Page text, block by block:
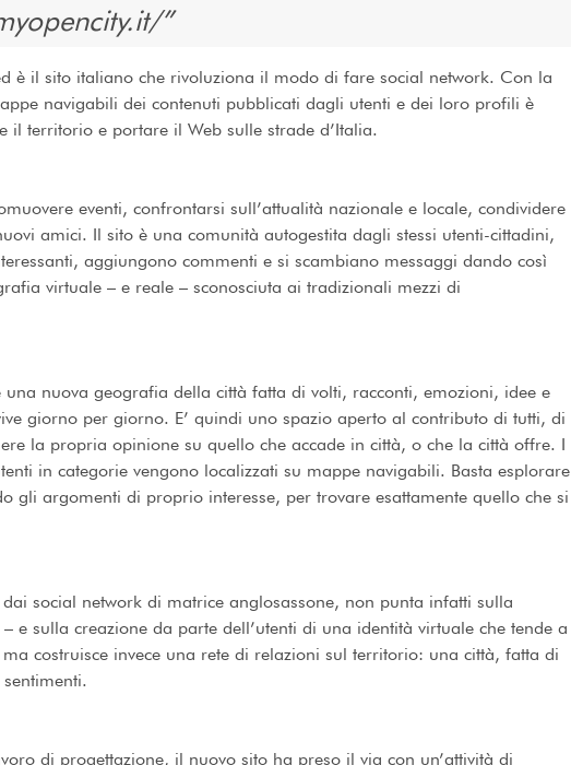
è il sito italiano che rivoluziona il modo di fare social network. Con la
navigabili dei contenuti pubblicati dagli utenti e dei loro profili è
il territorio e portare il Web sulle strade d’Italia.
eventi, confrontarsi sull’attualità nazionale e locale, condividere
amici. Il sito è una comunità autogestita dagli stessi utenti-cittadini,
aggiungono commenti e si scambiano messaggi dando così
virtuale – e reale – sconosciuta ai tradizionali mezzi di
una nuova geografia della città fatta di volti, racconti, emozioni, idee e
giorno per giorno. E’ quindi uno spazio aperto al contributo di tutti, di
la propria opinione su quello che accade in città, o che la città offre. I
in categorie vengono localizzati su mappe navigabili. Basta esplorare
gli argomenti di proprio interesse, per trovare esattamente quello che si
social network di matrice anglosassone, non punta infatti sulla
e sulla creazione da parte dell’utenti di una identità virtuale che tende a
costruisce invece una rete di relazioni sul territorio: una città, fatta di
di progettazione, il nuovo sito ha preso il via con un’attività di